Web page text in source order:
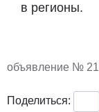
в регионы.
объявление № 21
Поделиться: